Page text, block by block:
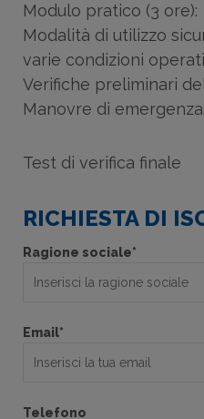
Modulo pratico (3 ore):
Modalità di utilizzo
varie condizioni
Verifiche preliminari
Manovre di emergenza;
Test di verifica finale
RICHIESTA DI
Ragione sociale*
Email*
Telefono